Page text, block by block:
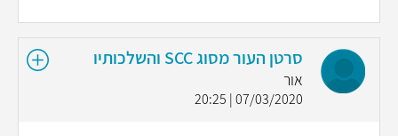
סרטן העור מסוג SCC והשלכותיו
אור
07/03/2020 | 20:25